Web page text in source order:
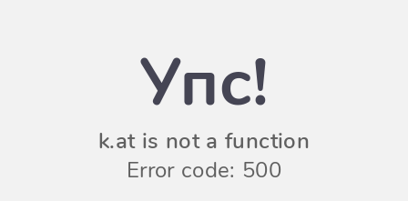
Упс!
k.at is not a function
Error code: 500